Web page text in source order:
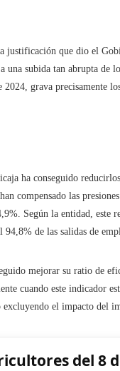
justificación que dio el
una subida tan abrupta de
grava precisamente
ha conseguido
compensado las
Según la entidad, este
de las salidas de
mejorar su ratio de
cuando este indicador
el impacto del
del 8